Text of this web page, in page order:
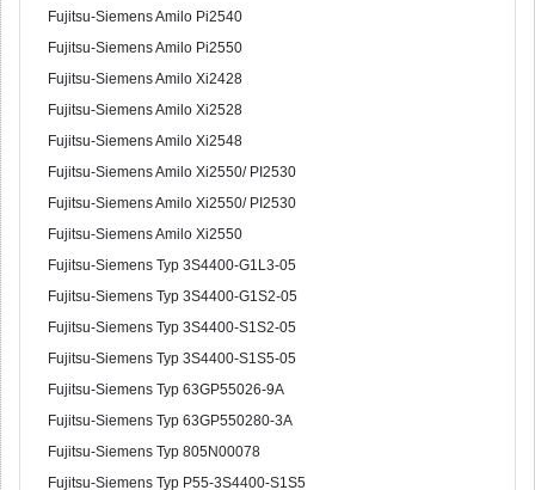
Fujitsu-Siemens Amilo Pi2540
Fujitsu-Siemens Amilo Pi2550
Fujitsu-Siemens Amilo Xi2428
Fujitsu-Siemens Amilo Xi2528
Fujitsu-Siemens Amilo Xi2548
Fujitsu-Siemens Amilo Xi2550/ PI2530
Fujitsu-Siemens Amilo Xi2550/ PI2530
Fujitsu-Siemens Amilo Xi2550
Fujitsu-Siemens Typ 3S4400-G1L3-05
Fujitsu-Siemens Typ 3S4400-G1S2-05
Fujitsu-Siemens Typ 3S4400-S1S2-05
Fujitsu-Siemens Typ 3S4400-S1S5-05
Fujitsu-Siemens Typ 63GP55026-9A
Fujitsu-Siemens Typ 63GP550280-3A
Fujitsu-Siemens Typ 805N00078
Fujitsu-Siemens Typ P55-3S4400-S1S5